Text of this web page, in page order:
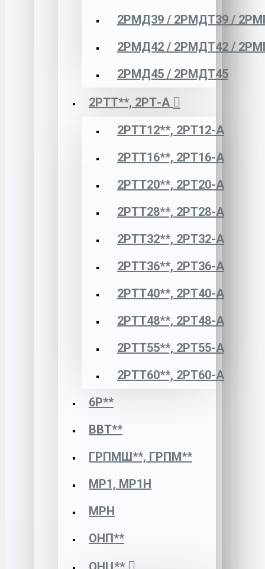
2РМД39 / 2РМДТ39 /
2РМД42 / 2РМДТ42 /
2РМД45 / 2РМДТ45
2РТТ**, 2РТ-А
2РТТ12**, 2РТ12-А
2РТТ16**, 2РТ16-А
2РТТ20**, 2РТ20-А
2РТТ28**, 2РТ28-А
2РТТ32**, 2РТ32-А
2РТТ36**, 2РТ36-А
2РТТ40**, 2РТ40-А
2РТТ48**, 2РТ48-А
2РТТ55**, 2РТ55-А
2РТТ60**, 2РТ60-А
6Р**
ВВТ**
ГРПМШ**, ГРПМ**
МР1, МР1Н
МРН
ОНП**